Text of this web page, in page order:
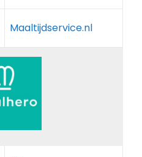
Maaltijdservice.nl